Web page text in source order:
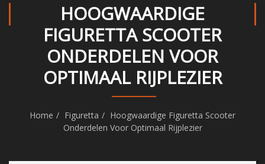
HOOGWAARDIGE
FIGURETTA SCOOTER
ONDERDELEN VOOR
OPTIMAAL RIJPLEZIER
Home Figuretta
Hoogwaardige Figuretta Scooter
Onderdelen Voor Optimaal Rijplezier